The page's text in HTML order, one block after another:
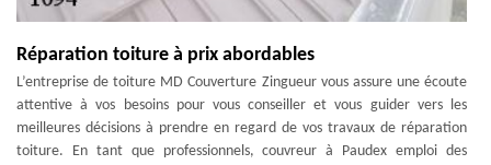
Réparation toiture à prix abordables
L’entreprise de toiture MD Couverture Zingueur vous assure une écoute
attentive à vos besoins pour vous conseiller et vous guider vers les
meilleures décisions à prendre en regard de vos travaux de réparation
toiture. En tant que professionnels, couvreur à Paudex emploi des